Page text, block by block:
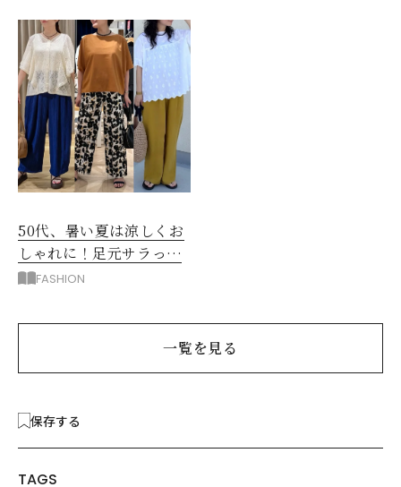
50代、暑い夏は涼しくお
しゃれに！足元サラっと
快適「優秀ワイドパン
FASHION
一覧を見る
保存する
TAGS